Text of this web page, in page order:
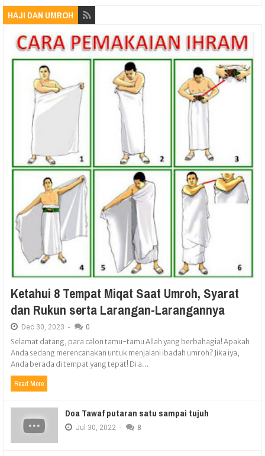
HAJI DAN UMROH
Ketahui 8 Tempat Miqat Saat Umroh, Syarat
dan Rukun serta Larangan-Larangannya
Dec 30, 2023 - 0
Selamat datang, para calon tamu-tamu Allah yang berbahagia! Apakah
Anda sedang merencanakan untuk menjalani ibadah umroh? Jika iya,
Anda berada di tempat yang tepat! Di a...
Read More
Doa Tawaf putaran satu sampai tujuh
Jul 30, 2022 - 8